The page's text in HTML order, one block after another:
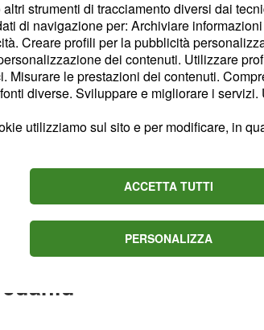
scenari interessanti
seguirebbero da
Udogiee
una soluzione
lasciare Torino
continua a
e da Damien
per
strumenti di tracciamento diversi dai
di navigazione per: Archiviare
Creare profili per la pubblicità
dei contenuti. Utilizzare
Misurare le prestazioni dei contenuti.
diverse. Sviluppare e migliorare i
utilizziamo sul sito e per modificare, in
ACCETTA TUTTI
PERSONALIZZA